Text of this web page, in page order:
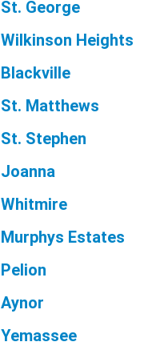
St. George
Wilkinson Heights
Blackville
St. Matthews
St. Stephen
Joanna
Whitmire
Murphys Estates
Pelion
Aynor
Yemassee